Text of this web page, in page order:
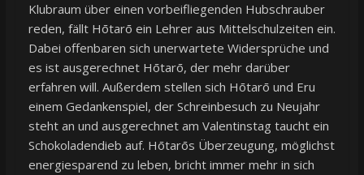
Klubraum über einen vorbeifliegenden Hubschrauber
reden, fällt Hōtarō ein Lehrer aus Mittelschulzeiten ein.
Dabei offenbaren sich unerwartete Widersprüche und
es ist ausgerechnet Hōtarō, der mehr darüber
erfahren will. Außerdem stellen sich Hōtarō und Eru
einem Gedankenspiel, der Schreinbesuch zu Neujahr
steht an und ausgerechnet am Valentinstag taucht ein
Schokoladendieb auf. Hōtarōs Überzeugung, möglichst
energiesparend zu leben, bricht immer mehr in sich